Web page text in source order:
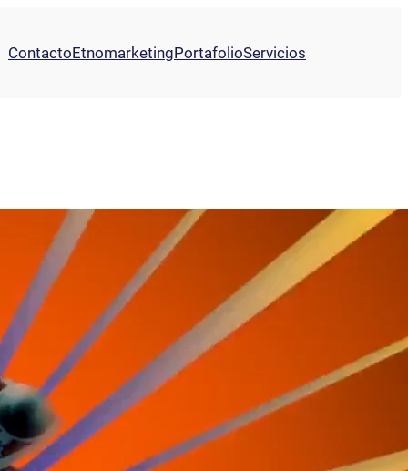
ContactoEtnomarketingPortafolioServicios